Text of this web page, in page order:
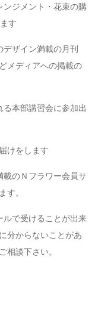
ンジメント・花束の購
す
ザイン満載の月刊
メディアへの掲載の
本部講習会に参加出
けをします
のＮフラワー会員サ
す。
ルで受けることが出来
分からないことがあ
相談下さい。